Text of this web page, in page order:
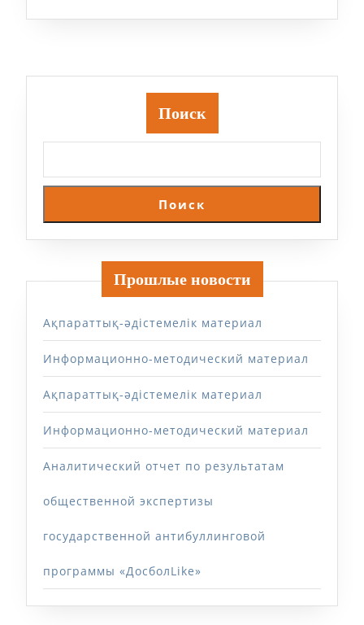
Поиск
Поиск
Прошлые новости
Ақпараттық-әдістемелік материал
Информационно-методический материал
Ақпараттық-әдістемелік материал
Информационно-методический материал
Аналитический отчет по результатам
общественной экспертизы
государственной антибуллинговой
программы «ДосболLike»